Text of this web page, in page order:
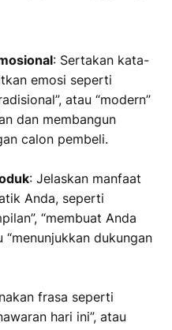
: Sertakan kata-
emosi seperti
atau “modern”
dan membangun
calon pembeli.
: Jelaskan manfaat
Anda, seperti
“membuat Anda
“menunjukkan dukungan
frasa seperti
hari ini”, atau